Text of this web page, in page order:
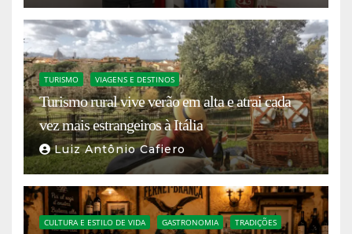
TURISMO VIAGENS E DESTINOS
Turismo rural vive verão em alta e atrai cada
vez mais estrangeiros à Itália
Luiz Antônio Cafiero
CULTURA E ESTILO DE VIDA GASTRONOMIA TRADIÇÕES